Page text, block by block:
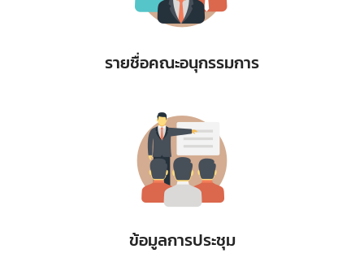
รายชื่อคณะอนุกรรมการ
ข้อมูลการประชุม